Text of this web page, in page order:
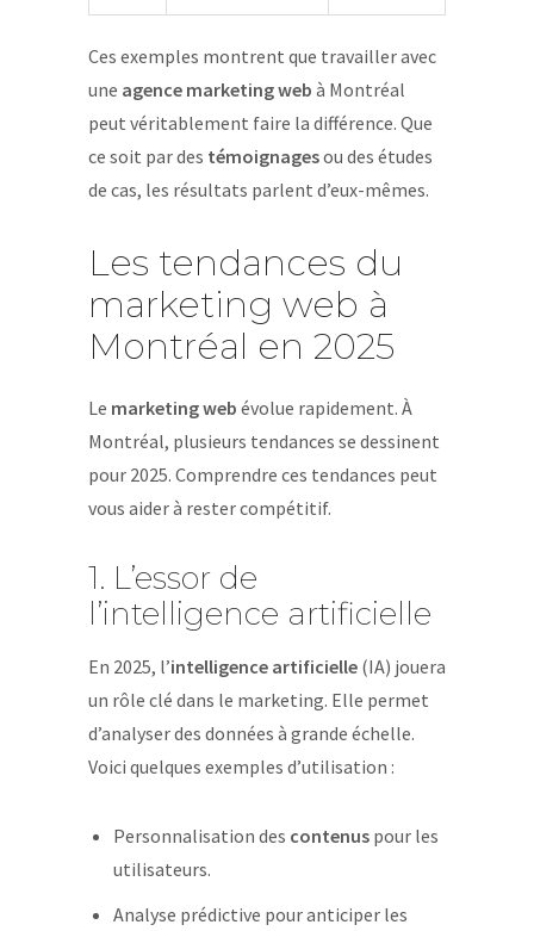
Ces exemples montrent que travailler avec
une agence marketing web à Montréal
peut véritablement faire la différence. Que
ce soit par des témoignagesou des études
de cas, les résultats parlent d’eux-mêmes.
Les tendances du
marketing web à
Montréal en 2025
Le marketing web évolue rapidement. À
Montréal, plusieurs tendances se dessinent
pour 2025. Comprendre ces tendances peut
vous aider à rester compétitif.
1. L’essor de
l’intelligence artificielle
En 2025, l’intelligence artificielle (IA) jouera
un rôle clé dans le marketing. Elle permet
d’analyser des données à grande échelle.
Voici quelques exemples d’utilisation :
Personnalisation des contenuspour les
utilisateurs.
Analyse prédictive pour anticiper les